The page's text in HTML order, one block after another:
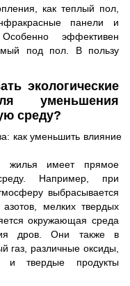
как теплый пол,
панели и
эффективен
под пол. В пользу
экологические
уменьшения
среду?
жилья имеет прямое
Например, при
выбрасывается
мелких твердых
окружающая среда
дров. Они также в
газ, различные оксиды,
и твердые продукты